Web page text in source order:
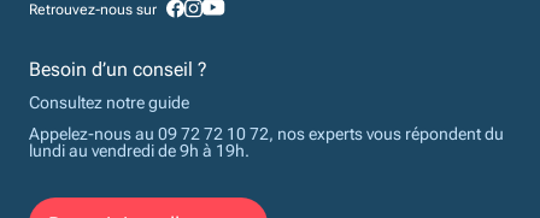
Retrouvez-nous sur
Besoin d’un conseil ?
Consultez notre guide
Appelez-nous au 09 72 72 10 72, nos experts vous répondent du
lundi au vendredi de 9h à 19h.